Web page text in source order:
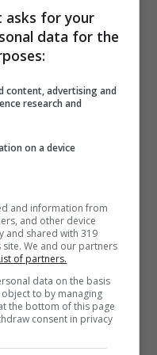
Occasione
Francesco
partono in
da parte
sì e no lo
quest’ultimo
va negli
di +18.
avvicina,
asks for your
data for the
content, advertising and
research and
on a device
and information from
and other device
and shared with 319
We and our partners
of partners.
data on the basis
to by managing
the bottom of this page
consent in privacy